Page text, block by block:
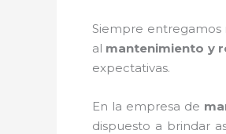
Siempre entregamos
al mantenimiento y
expectativas.
En la empresa de
dispuesto a brindar